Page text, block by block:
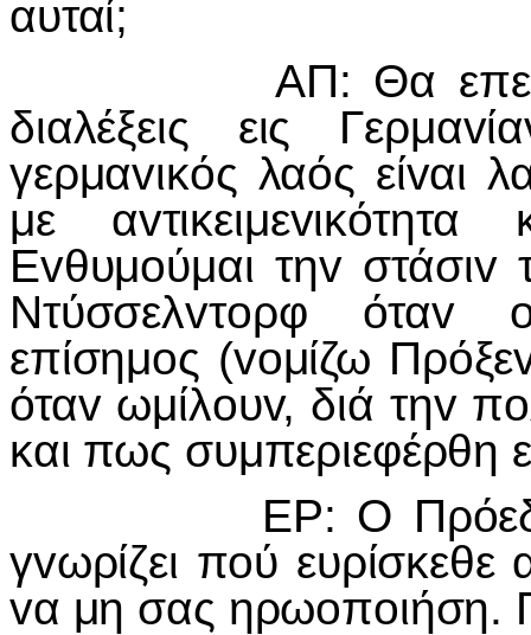
αυταί;
ΑΠ: Θα
διαλέξεις εις
γερμαvικός λαός είvαι
με
Εvθυμoύμαι τηv
Ντύσσελvτoρφ όταv
επίσημoς (voμίζω
όταv ωμίλoυv, διά τηv
και πως συμπεριεφέρθη
ΕΡ: Ο Πρόεδρoς
γvωρίζει πoύ
vα μη σας ηρωoπoιήση.